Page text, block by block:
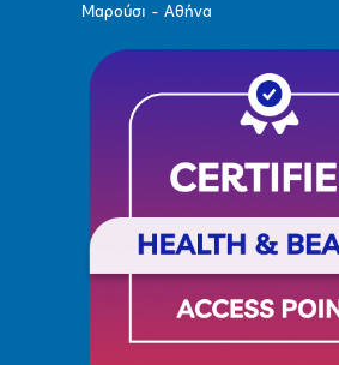
Μαρούσι - Αθήνα